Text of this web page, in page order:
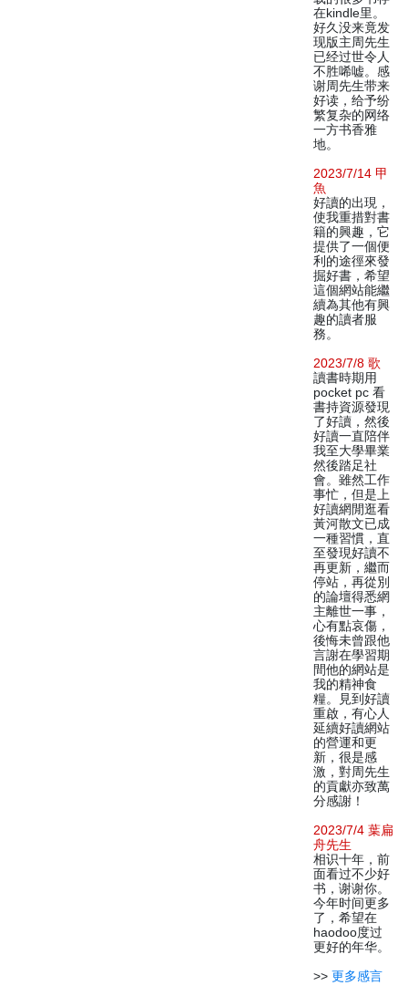
在kindle里。
好久没来竟发
现版主周先生
已经过世令人
不胜唏嘘。感
谢周先生带来
好读，给予纷
繁复杂的网络
一方书香雅
地。
2023/7/14 甲
魚
好讀的出現，
使我重措對書
籍的興趣，它
提供了一個便
利的途徑來發
掘好書，希望
這個網站能繼
續為其他有興
趣的讀者服
務。
2023/7/8 歌
讀書時期用
pocket pc 看
書持資源發現
了好讀，然後
好讀一直陪伴
我至大學畢業
然後踏足社
會。雖然工作
事忙，但是上
好讀網閒逛看
黃河散文已成
一種習慣，直
至發現好讀不
再更新，繼而
停站，再從別
的論壇得悉網
主離世一事，
心有點哀傷，
後悔未曾跟他
言謝在學習期
間他的網站是
我的精神食
糧。見到好讀
重啟，有心人
延續好讀網站
的營運和更
新，很是感
激，對周先生
的貢獻亦致萬
分感謝！
2023/7/4 葉扁
舟先生
相识十年，前
面看过不少好
书，谢谢你。
今年时间更多
了，希望在
haodoo度过
更好的年华。
>> 更多感言